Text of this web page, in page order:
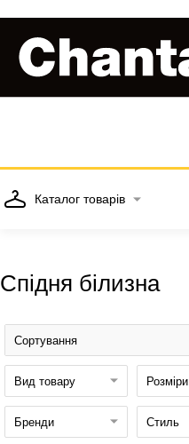
Каталог товарів
Спідня білизна
Сортування
Вид товару Розміри
Бренди Стиль